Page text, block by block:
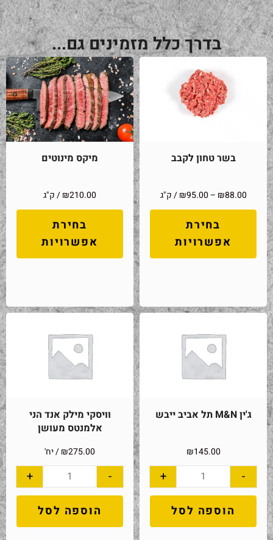
בדרך כלל מזמינים גם...
בשר טחון לקבב
₪88.00
–
₪95.00 / ק"ג
בחירת
אפשרויות
מיקס מינוטים
₪210.00 / ק"ג
בחירת
אפשרויות
ג'ין M&N תל אביב ייבש
₪145.00
-
+
הוספה לסל
וויסקי מילק אנד הני
אלמנטס מעושן
₪275.00 / יח'
-
+
הוספה לסל